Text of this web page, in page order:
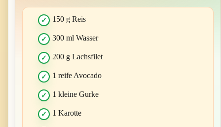
150 g Reis
300 ml Wasser
200 g Lachsfilet
1 reife Avocado
1 kleine Gurke
1 Karotte